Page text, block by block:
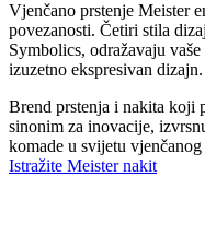
Vjenčano prstenje Meister
povezanosti. Četiri stila
Symbolics, odražavaju
izuzetno ekspresivan dizajn.
Brend prstenja i nakita koji
sinonim za inovacije,
komade u svijetu
Istražite Meister nakit